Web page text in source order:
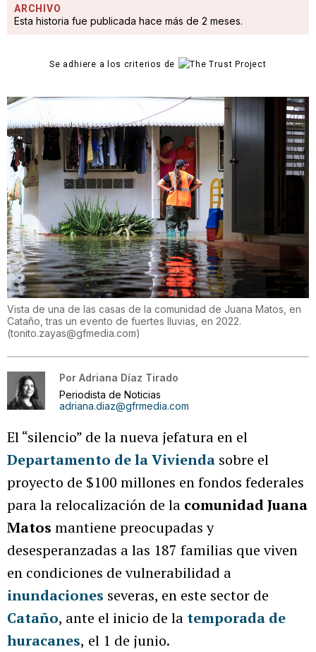
ARCHIVO
Esta historia fue publicada hace más de 2 meses.
Se adhiere a los criterios de
Vista de una de las casas de la comunidad de Juana Matos, en
Cataño, tras un evento de fuertes lluvias, en 2022.
(tonito.zayas@gfmedia.com)
Por Adriana Díaz Tirado
Periodista de Noticias
adriana.diaz@gfrmedia.com
El “silencio” de la nueva jefatura en el
Departamento de la Vivienda sobre el
proyecto de $100 millones en fondos federales
para la relocalización de la comunidad Juana
Matos mantiene preocupadas y
desesperanzadas a las 187 familias que viven
en condiciones de vulnerabilidad a
inundaciones severas, en este sector de
Cataño, ante el inicio de la temporada de
huracanes, el 1 de junio.